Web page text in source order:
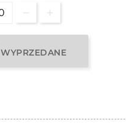
WYPRZEDANE